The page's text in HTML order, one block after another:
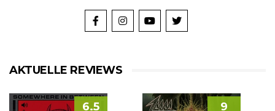
AKTUELLE REVIEWS
6.5 9